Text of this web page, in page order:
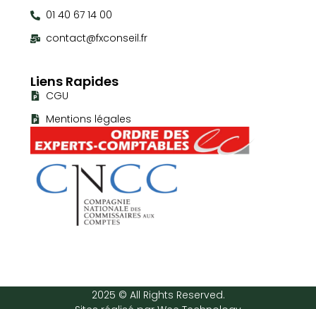
01 40 67 14 00
contact@fxconseil.fr
Liens Rapides
CGU
Mentions légales
2025 © All Rights Reserved.